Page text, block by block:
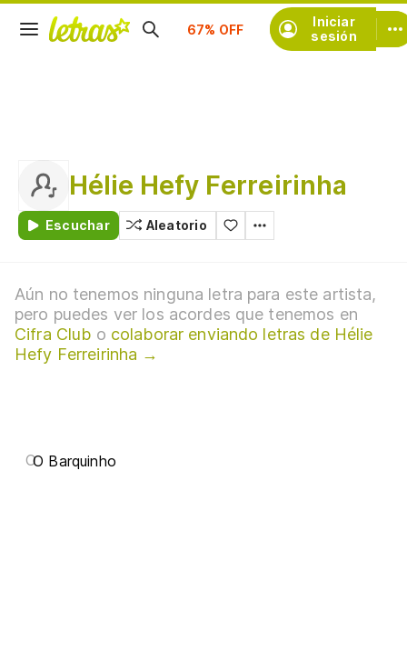
Iniciar
sesión
Suscríbete
Hélie Hefy Ferreirinha
Escuchar Aleatorio
Aún no tenemos ninguna letra para este artista,
pero puedes ver los acordes que tenemos en
Cifra Club o colaborar enviando letras de Hélie
Hefy Ferreirinha →
OO Barquinho